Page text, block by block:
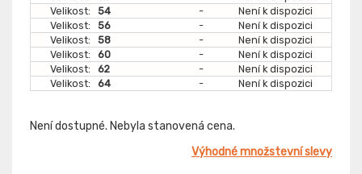
Velikost:
54 -
Není k dispozici
Velikost:
56 -
Není k dispozici
Velikost:
58 -
Není k dispozici
Velikost:
60 -
Není k dispozici
Velikost:
62 -
Není k dispozici
Velikost:
64 - Není k dispozici
Není dostupné. Nebyla stanovená cena.
Výhodné množstevní slevy